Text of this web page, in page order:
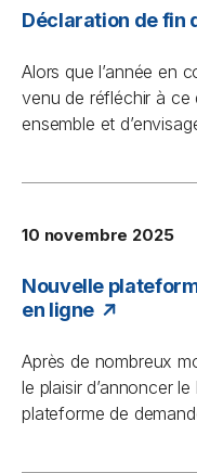
Déclaration de fin
Alors que l’année en
venu de réfléchir à
ensemble et
10 novembre 2025
Nouvelle
en ligne
Après de nombreux
le plaisir d’annoncer
plateforme de